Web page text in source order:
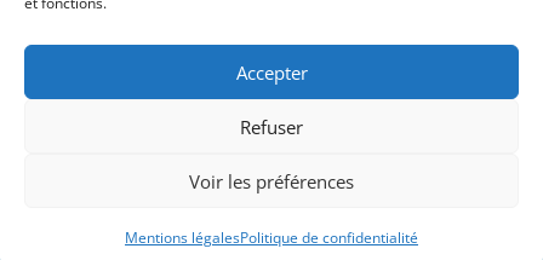
Accepter
Refuser
Voir les préférences
Mentions légalesPolitique de confidentialité
Pompe à chaleur Pézenas - Plombier Pézenas - Climatisation
Pézenas
thomasbaudon.fr